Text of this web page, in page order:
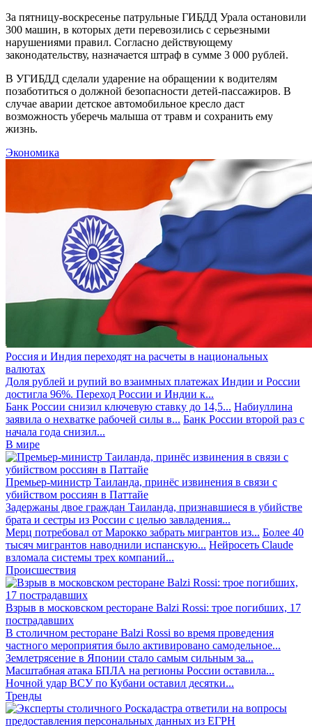
За пятницу-воскресенье патрульные ГИБДД Урала остановили
300 машин, в которых дети перевозились с серьезными
нарушениями правил. Согласно действующему
законодательству, назначается штраф в сумме 3 000 рублей.
В УГИБДД сделали ударение на обращении к водителям
позаботиться о должной безопасности детей-пассажиров. В
случае аварии детское автомобильное кресло даст
возможность уберечь малыша от травм и сохранить ему
жизнь.
Экономика
Россия и Индия переходят на расчеты в национальных
валютах
Доля рублей и рупий во взаимных платежах Индии и России
достигла 96%. Переход России и Индии к...
Банк России снизил ключевую ставку до 14,5... Набиуллина
заявила о нехватке рабочей силы в... Банк России второй раз с
начала года снизил...
В мире
Премьер-министр Таиланда, принёс извинения в связи с
убийством россиян в Паттайе
Задержаны двое граждан Таиланда, признавшиеся в убийстве
брата и сестры из России с целью завладения...
Мерц потребовал от Марокко забрать мигрантов из... Более 40
тысяч мигрантов наводнили испанскую... Нейросеть Claude
взломала системы трех компаний...
Происшествия
Взрыв в московском ресторане Balzi Rossi: трое погибших, 17
пострадавших
В столичном ресторане Balzi Rossi во время проведения
частного мероприятия было активировано самодельное...
Землетрясение в Японии стало самым сильным за...
Масштабная атака БПЛА на регионы России оставила...
Ночной удар ВСУ по Кубани оставил десятки...
Тренды